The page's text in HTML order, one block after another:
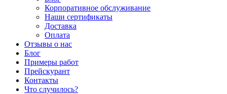
Корпоративное обслуживание
Наши сертификаты
Доставка
Оплата
Отзывы о нас
Блог
Примеры работ
Прейскурант
Контакты
Что случилось?